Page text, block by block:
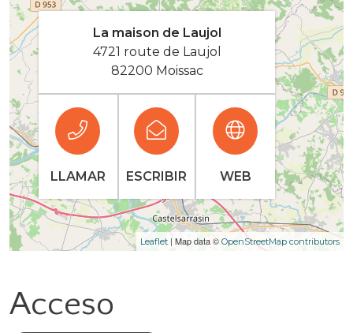
Leaflet | Map data ©OpenStreetMap contributors
La maison de Laujol
4721 route de Laujol
82200 Moissac
LLAMAR ESCRIBIR WEB
Acceso